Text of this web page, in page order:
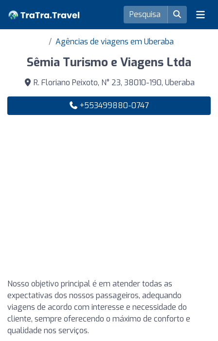
Agências de viagens em Uberaba
Sêmia Turismo e Viagens Ltda
R. Floriano Peixoto, N° 23, 38010-190, Uberaba
+553499880-0747
Nosso objetivo principal é em atender todas as
expectativas dos nossos passageiros, adequando
viagens de acordo com interesse e necessidade do
cliente, sempre oferecendo o máximo de conforto e
qualidade nos serviços.